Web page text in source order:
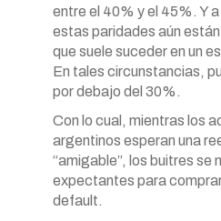
entre el 40% y el 45%. Y
estas paridades aún
que suele suceder en un
En tales circunstancias,
por debajo del 30%.
Con lo cual, mientras los
argentinos esperan una
“amigable”, los buitres se
expectantes para
default.